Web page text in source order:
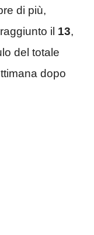
di più,
il 13,
del totale
dopo